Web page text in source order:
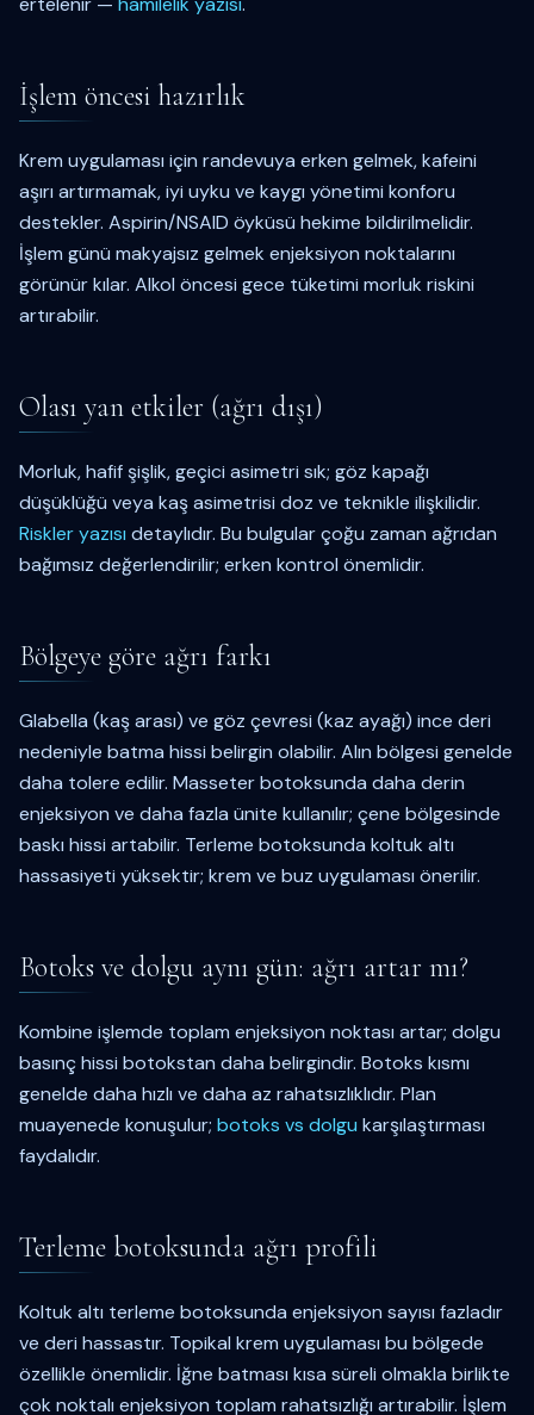
İşlem öncesi hazırlık
Krem uygulaması için randevuya erken gelmek, kafeini
aşırı artırmamak, iyi uyku ve kaygı yönetimi konforu
destekler. Aspirin/NSAID öyküsü hekime bildirilmelidir.
İşlem günü makyajsız gelmek enjeksiyon noktalarını
görünür kılar. Alkol öncesi gece tüketimi morluk riskini
artırabilir.
Olası yan etkiler (ağrı dışı)
Morluk, hafif şişlik, geçici asimetri sık; göz kapağı
düşüklüğü veya kaş asimetrisi doz ve teknikle ilişkilidir.
Riskler yazısı detaylıdır. Bu bulgular çoğu zaman ağrıdan
bağımsız değerlendirilir; erken kontrol önemlidir.
Bölgeye göre ağrı farkı
Glabella (kaş arası) ve göz çevresi (kaz ayağı) ince deri
nedeniyle batma hissi belirgin olabilir. Alın bölgesi genelde
daha tolere edilir. Masseter botoksunda daha derin
enjeksiyon ve daha fazla ünite kullanılır; çene bölgesinde
baskı hissi artabilir. Terleme botoksunda koltuk altı
hassasiyeti yüksektir; krem ve buz uygulaması önerilir.
Botoks ve dolgu aynı gün: ağrı artar mı?
Kombine işlemde toplam enjeksiyon noktası artar; dolgu
basınç hissi botokstan daha belirgindir. Botoks kısmı
genelde daha hızlı ve daha az rahatsızlıklıdır. Plan
muayenede konuşulur; botoks vs dolgu karşılaştırması
faydalıdır.
Terleme botoksunda ağrı profili
Koltuk altı terleme botoksunda enjeksiyon sayısı fazladır
ve deri hassastır. Topikal krem uygulaması bu bölgede
özellikle önemlidir. İğne batması kısa süreli olmakla birlikte
çok noktalı enjeksiyon toplam rahatsızlığı artırabilir. İşlem